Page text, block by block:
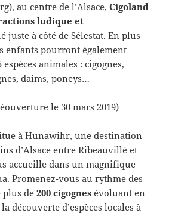
au centre de l’Alsace,Cigoland
ludique et
juste à côté de Sélestat. En plus
enfants pourront également
animales : cigognes,
daims, poneys…
le 30 mars 2019)
à Hunawihr, une destination
d’Alsace entre Ribeauvillé et
accueille dans un magnifique
Promenez-vous au rythme des
plus de200 cigognes évoluant en
découverte d’espèces locales à